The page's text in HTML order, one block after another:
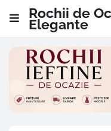
Rochii de
Elegante